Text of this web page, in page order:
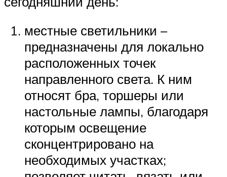
местные светильники –
предназначены для локально
расположенных точек
направленного света. К ним
относят бра, торшеры или
настольные лампы, благодаря
которым освещение
сконцентрировано на
необходимых участках;